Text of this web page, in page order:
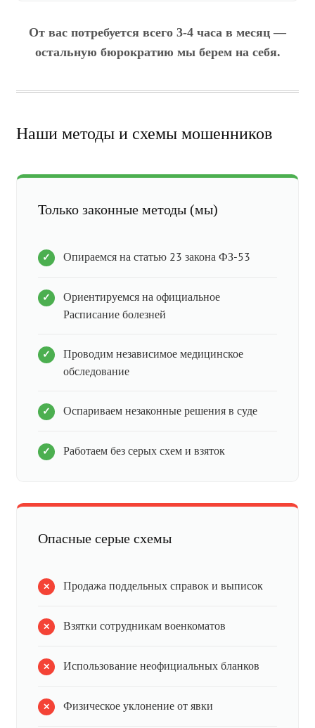
От вас потребуется всего 3-4 часа в месяц —
остальную бюрократию мы берем на себя.
Наши методы и схемы мошенников
Только законные методы (мы)
Опираемся на статью 23 закона ФЗ-53
Ориентируемся на официальное
Расписание болезней
Проводим независимое медицинское
обследование
Оспариваем незаконные решения в суде
Работаем без серых схем и взяток
Опасные серые схемы
Продажа поддельных справок и выписок
Взятки сотрудникам военкоматов
Использование неофициальных бланков
Физическое уклонение от явки